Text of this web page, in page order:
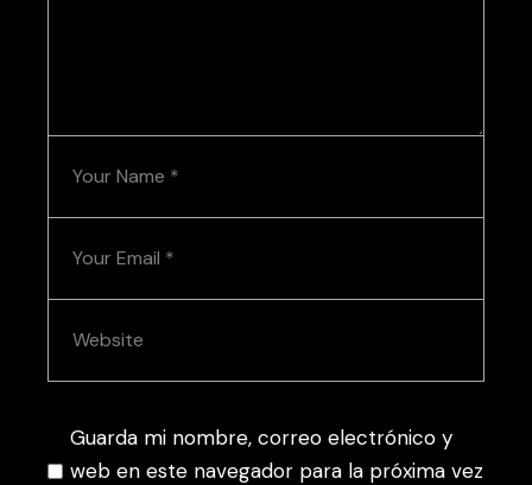
Guarda mi nombre, correo electrónico y
web en este navegador para la próxima vez